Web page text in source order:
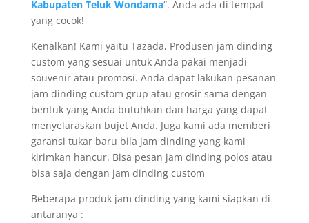
Kabupaten Teluk Wondama“. Anda ada di tempat
yang cocok!
Kenalkan! Kami yaitu Tazada, Produsen jam dinding
custom yang sesuai untuk Anda pakai menjadi
souvenir atau promosi. Anda dapat lakukan pesanan
jam dinding custom grup atau grosir sama dengan
bentuk yang Anda butuhkan dan harga yang dapat
menyelaraskan bujet Anda. Juga kami ada memberi
garansi tukar baru bila jam dinding yang kami
kirimkan hancur. Bisa pesan jam dinding polos atau
bisa saja dengan jam dinding custom
Beberapa produk jam dinding yang kami siapkan di
antaranya :